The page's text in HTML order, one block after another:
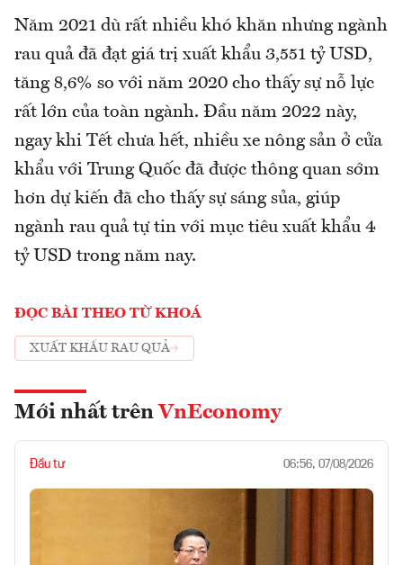
Năm 2021 dù rất nhiều khó khăn nhưng ngành
rau quả đã đạt giá trị xuất khẩu 3,551 tỷ USD,
tăng 8,6% so với năm 2020 cho thấy sự nỗ lực
rất lớn của toàn ngành. Đầu năm 2022 này,
ngay khi Tết chưa hết, nhiều xe nông sản ở cửa
khẩu với Trung Quốc đã được thông quan sớm
hơn dự kiến đã cho thấy sự sáng sủa, giúp
ngành rau quả tự tin với mục tiêu xuất khẩu 4
tỷ USD trong năm nay.
ĐỌC BÀI THEO TỪ KHOÁ
XUẤT KHẨU RAU QUẢ
Mới nhất trên VnEconomy
Đầu tư 06:56, 07/08/2026